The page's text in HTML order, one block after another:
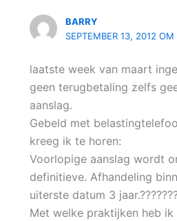
BARRY
SEPTEMBER 13, 2012
laatste week van maart
geen terugbetaling zelfs
aanslag.
Gebeld met
kreeg ik te horen:
Voorlopige aanslag wordt
definitieve. Afhandeling
uiterste datum 3
Met welke praktijken heb ik